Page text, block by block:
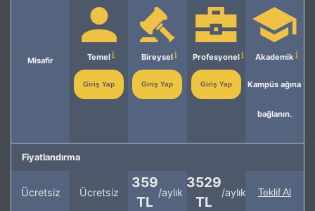
Misafir Temel
Giriş Yap
Bireysel
Giriş Yap
Profesyonel
Giriş Yap
Akademik
Kampüs ağına
bağlanın.
Fiyatlandırma
Ücretsiz Ücretsiz
359
TL
/aylık
3529
TL
/aylık Teklif Al